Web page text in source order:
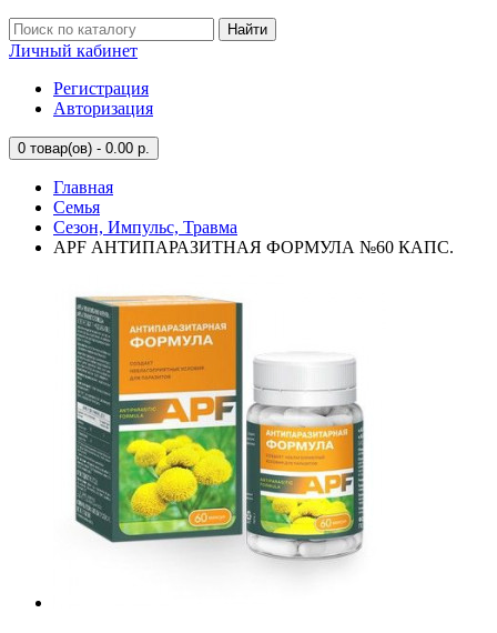
Найти
Личный кабинет
Регистрация
Авторизация
0 товар(ов) - 0.00 р.
Главная
Семья
Сезон, Импульс, Травма
APF АНТИПАРАЗИТНАЯ ФОРМУЛА №60 КАПС.